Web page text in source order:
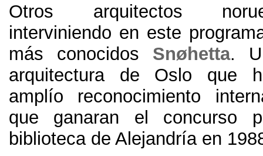
Otros arquitectos
interviniendo en este
más conocidos
Snøhetta.
arquitectura de Oslo que
amplío reconocimiento
que ganaran el concurso
biblioteca de Alejandría en